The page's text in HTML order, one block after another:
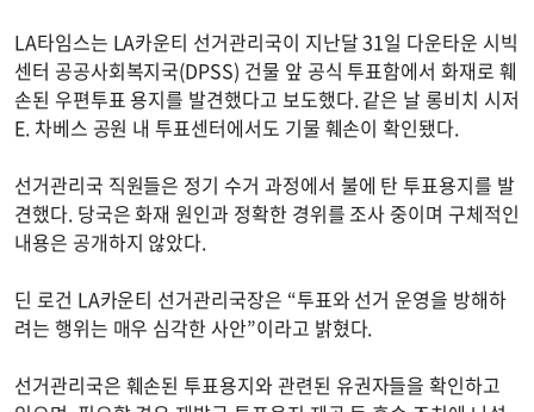
LA타임스는 LA카운티 선거관리국이 지난달 31일 다운타운 시빅
센터 공공사회복지국(DPSS) 건물 앞 공식 투표함에서 화재로 훼
손된 우편투표 용지를 발견했다고 보도했다. 같은 날 롱비치 시저
E. 차베스 공원 내 투표센터에서도 기물 훼손이 확인됐다.
선거관리국 직원들은 정기 수거 과정에서 불에 탄 투표용지를 발
견했다. 당국은 화재 원인과 정확한 경위를 조사 중이며 구체적인
내용은 공개하지 않았다.
딘 로건 LA카운티 선거관리국장은 “투표와 선거 운영을 방해하
려는 행위는 매우 심각한 사안”이라고 밝혔다.
선거관리국은 훼손된 투표용지와 관련된 유권자들을 확인하고